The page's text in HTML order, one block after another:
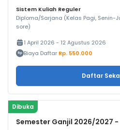
Sistem Kuliah Reguler
Diploma/Sarjana (Kelas Pagi,
sore)
1 April 2026 - 12 Agustus 2026
Biaya Daftar Rp. 550.000
Daftar
Dibuka
Semester Ganjil 2026/2027 -